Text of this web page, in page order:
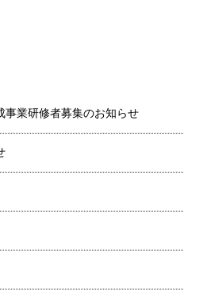
業研修者募集のお知らせ